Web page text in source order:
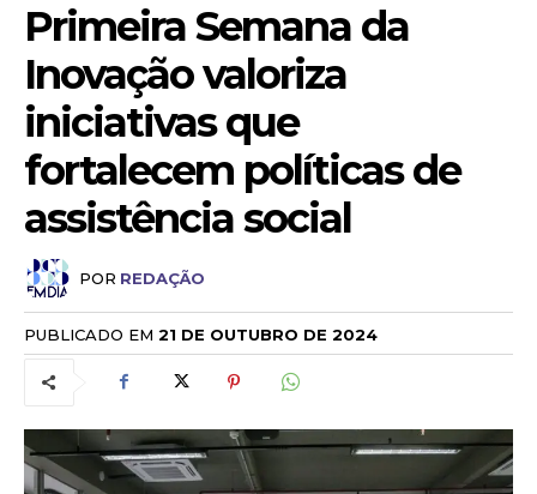
Primeira Semana da
Inovação valoriza
iniciativas que
fortalecem políticas de
assistência social
POR REDAÇÃO
PUBLICADO EM 21 DE OUTUBRO DE 2024